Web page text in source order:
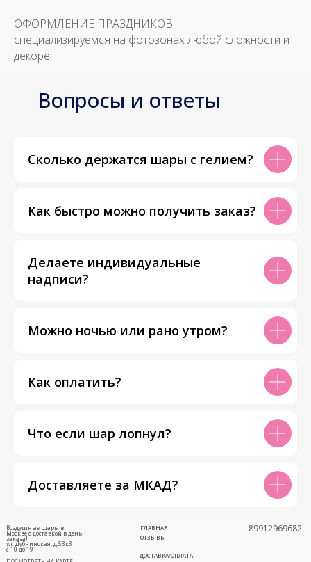
ОФОРМЛЕНИЕ ПРАЗДНИКОВ
специализируемся на фотозонах любой сложности и
декоре
Вопросы и ответы
Сколько держатся шары с гелием?
Как быстро можно получить заказ?
Делаете индивидуальные
надписи?
Можно ночью или рано утром?
Как оплатить?
Что если шар лопнул?
Доставляете за МКАД?
ул. Дубнинская, д.53к3
с 10 до 19
ОТЗЫВЫ
ГЛАВНАЯ
ДОСТАВКА/ОПЛАТА
89912969682
Воздушные шары в
Москве с доставкой в день
заказа!